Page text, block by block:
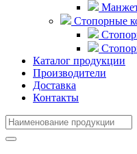
Стопорные
Каталог продукции
Производители
Доставка
Контакты